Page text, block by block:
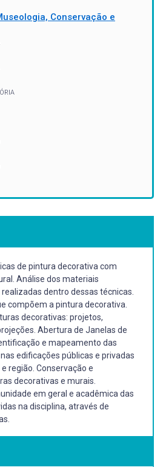
Conservação e
de pintura decorativa com
Análise dos materiais
dentro dessas técnicas.
compõem a pintura decorativa.
decorativas: projetos,
Abertura de Janelas de
e mapeamento das
edificações públicas e privadas
região. Conservação e
decorativas e murais.
em geral e acadêmica das
na disciplina, através de